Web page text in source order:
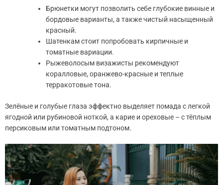
Брюнетки могут позволить себе глубокие винные и
бордовые варианты, а также чистый насыщенный
красный.
Шатенкам стоит попробовать кирпичные и
томатные вариации.
Рыжеволосым визажисты рекомендуют
коралловые, оранжево-красные и теплые
терракотовые тона.
Зелёные и голубые глаза эффектно выделяет помада с легкой
ягодной или рубиновой ноткой, а карие и ореховые – с тёплым
персиковым или томатным подтоном.